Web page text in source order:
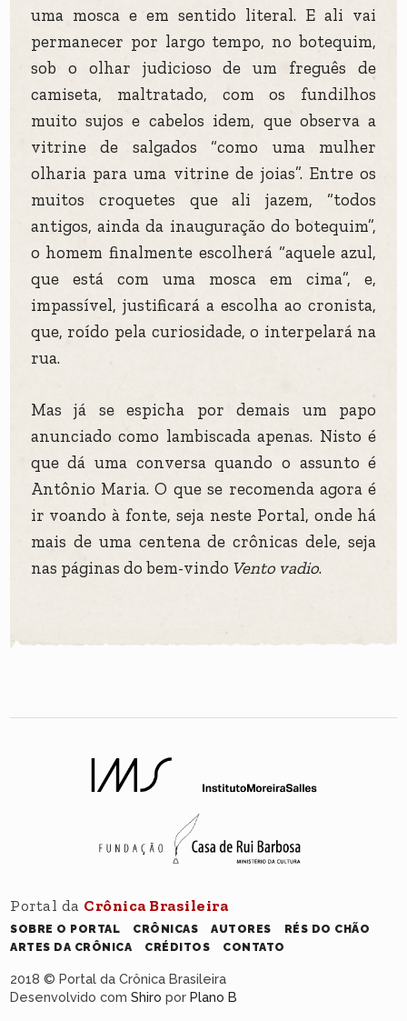
uma mosca e em sentido literal. E ali vai
permanecer por largo tempo, no botequim,
sob o olhar judicioso de um freguês de
camiseta, maltratado, com os fundilhos
muito sujos e cabelos idem, que observa a
vitrine de salgados “como uma mulher
olharia para uma vitrine de joias”. Entre os
muitos croquetes que ali jazem, “todos
antigos, ainda da inauguração do botequim”,
o homem finalmente escolherá “aquele azul,
que está com uma mosca em cima”, e,
impassível, justificará a escolha ao cronista,
que, roído pela curiosidade, o interpelará na
rua.
Mas já se espicha por demais um papo
anunciado como lambiscada apenas. Nisto é
que dá uma conversa quando o assunto é
Antônio Maria. O que se recomenda agora é
ir voando à fonte, seja neste Portal, onde há
mais de uma centena de crônicas dele, seja
nas páginas do bem-vindo Vento vadio.
Portal da Crônica Brasileira
SOBRE O PORTAL CRÔNICAS AUTORES
RÉS DO CHÃO
ARTES DA CRÔNICA
CRÉDITOS CONTATO
2018 © Portal da Crônica Brasileira
Desenvolvido comShiro porPlano B